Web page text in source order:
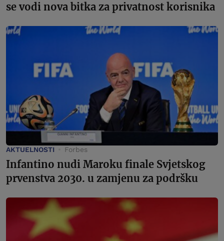
se vodi nova bitka za privatnost korisnika
AKTUELNOSTI Forbes
Infantino nudi Maroku finale Svjetskog
prvenstva 2030. u zamjenu za podršku